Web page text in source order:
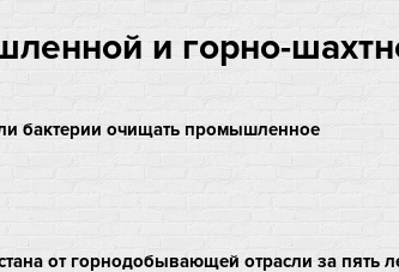
и горно-
бактерии очищать промышленное
от горнодобывающей отрасли за пять